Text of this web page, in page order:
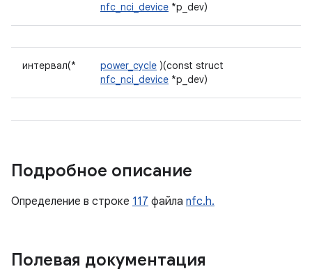
nfc_nci_device *p_dev)
интервал(* power_cycle )(const struct
nfc_nci_device *p_dev)
Подробное описание
Определение в строке 117 файла nfc.h.
Полевая документация